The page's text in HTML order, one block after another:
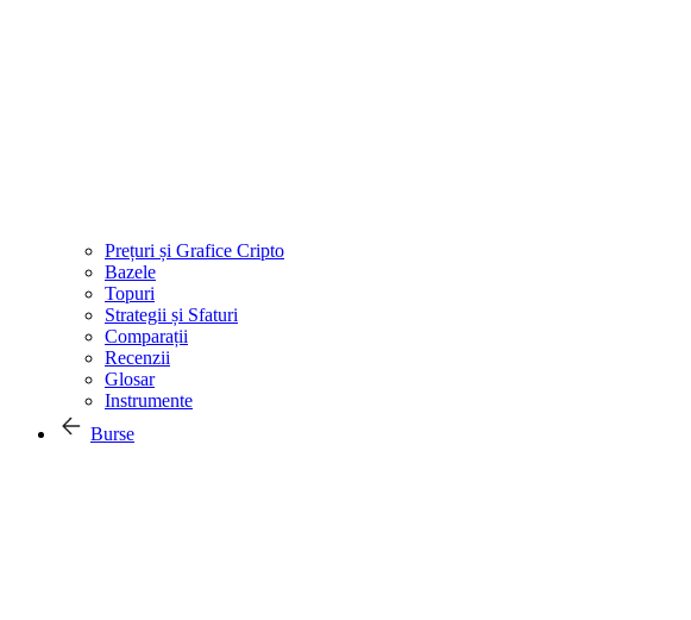
Prețuri și Grafice Cripto
Bazele
Topuri
Strategii și Sfaturi
Comparații
Recenzii
Glosar
Instrumente
Burse